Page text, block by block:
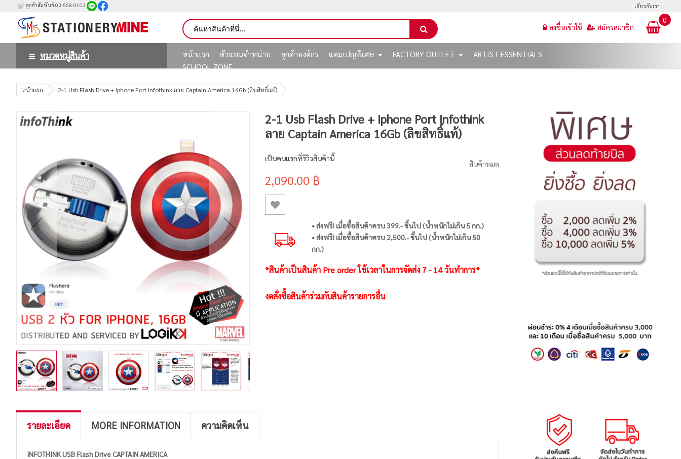
ลูกค้าสัมพันธ์ 02-668-0102 เกี่ยวกับเรา
0
ลงชื่อเข้าใช้ สมัครสมาชิก
หมวดหมู่สินค้า หน้าแรก ตัวแทนจำหน่าย ลูกค้าองค์กร แคมเปญพิเศษ FACTORY OUTLET
ARTIST ESSENTIALS
SCHOOL ZONE
หน้าแรก 2-1 Usb Flash Drive + Iphone Port Infothink ลาย Captain America 16Gb (ลิขสิทธิ์แท้)
2-1 Usb Flash Drive + Iphone Port Infothink
ลาย Captain America 16Gb (ลิขสิทธิ์แท้)
สินค้าหมด
เป็นคนแรกที่รีวิวสินค้านี้
2,090.00 ฿
• ส่งฟรี! เมื่อซื้อสินค้าครบ 399.- ขึ้นไป (น้ำหนักไม่เกิน 5 กก.)
• ส่งฟรี! เมื่อซื้อสินค้าครบ 2,500.- ขึ้นไป (น้ำหนักไม่เกิน 50
กก.)
*สินค้าเป็นสินค้า Pre order ใช้เวลาในการจัดส่ง 7 - 14 วันทำการ*
งดสั่งซื้อสินค้าร่วมกับสินค้ารายการอื่น
รายละเอียด MORE INFORMATION ความคิดเห็น
INFOTHINK USB Flash Drive CAPTAIN AMERICA